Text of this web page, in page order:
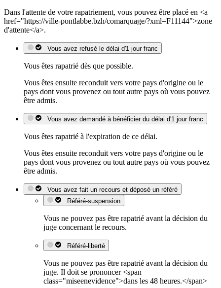
Dans l'attente de votre rapatriement, vous pouvez être placé en <a
href="https://ville-pontlabbe.bzh/comarquage/?xml=F11144">zone
d'attente</a>.
Vous avez refusé le délai d'1 jour franc
Vous êtes rapatrié dès que possible.
Vous êtes ensuite reconduit vers votre pays d'origine ou le
pays dont vous provenez ou tout autre pays où vous pouvez
être admis.
Vous avez demandé à bénéficier du délai d'1 jour franc
Vous êtes rapatrié à l'expiration de ce délai.
Vous êtes ensuite reconduit vers votre pays d'origine ou le
pays dont vous provenez ou tout autre pays où vous pouvez
être admis.
Vous avez fait un recours et déposé un référé
Référé-suspension
Vous ne pouvez pas être rapatrié avant la décision du
juge concernant le recours.
Référé-liberté
Vous ne pouvez pas être rapatrié avant la décision du
juge. Il doit se prononcer <span
class="miseenevidence">dans les 48 heures.</span>